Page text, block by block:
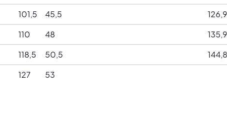
101,5 45,5 126,9
110 48 135,9
118,5 50,5 144,8
127 53